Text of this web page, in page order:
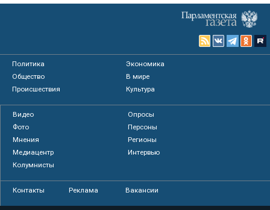
Политика
Экономика
Общество
В мире
Происшествия
Культура
Видео
Опросы
Фото
Персоны
Мнения
Регионы
Медиацентр
Интервью
Колумнисты
Контакты Реклама Вакансии